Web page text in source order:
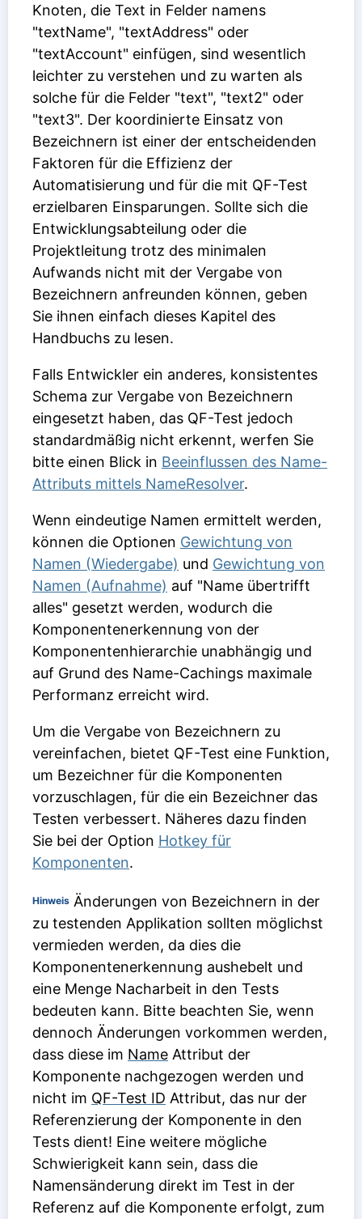
Knoten, die Text in Felder namens
"textName", "textAddress" oder
"textAccount" einfügen, sind wesentlich
leichter zu verstehen und zu warten als
solche für die Felder "text", "text2" oder
"text3". Der koordinierte Einsatz von
Bezeichnern ist einer der entscheidenden
Faktoren für die Effizienz der
Automatisierung und für die mit QF-Test
erzielbaren Einsparungen. Sollte sich die
Entwicklungsabteilung oder die
Projektleitung trotz des minimalen
Aufwands nicht mit der Vergabe von
Bezeichnern anfreunden können, geben
Sie ihnen einfach dieses Kapitel des
Handbuchs zu lesen.
Falls Entwickler ein anderes, konsistentes
Schema zur Vergabe von Bezeichnern
eingesetzt haben, das QF-Test jedoch
standardmäßig nicht erkennt, werfen Sie
bitte einen Blick in Beeinflussen des Name-
Attributs mittels NameResolver.
Wenn eindeutige Namen ermittelt werden,
können die Optionen Gewichtung von
Namen (Wiedergabe) und Gewichtung von
Namen (Aufnahme) auf "Name übertrifft
alles" gesetzt werden, wodurch die
Komponentenerkennung von der
Komponentenhierarchie unabhängig und
auf Grund des Name-Cachings maximale
Performanz erreicht wird.
Um die Vergabe von Bezeichnern zu
vereinfachen, bietet QF-Test eine Funktion,
um Bezeichner für die Komponenten
vorzuschlagen, für die ein Bezeichner das
Testen verbessert. Näheres dazu finden
Sie bei der Option Hotkey für
Komponenten.
Hinweis Änderungen von Bezeichnern in der
zu testenden Applikation sollten möglichst
vermieden werden, da dies die
Komponentenerkennung aushebelt und
eine Menge Nacharbeit in den Tests
bedeuten kann. Bitte beachten Sie, wenn
dennoch Änderungen vorkommen werden,
dass diese im Name Attribut der
Komponente nachgezogen werden und
nicht im QF-Test ID Attribut, das nur der
Referenzierung der Komponente in den
Tests dient! Eine weitere mögliche
Schwierigkeit kann sein, dass die
Namensänderung direkt im Test in der
Referenz auf die Komponente erfolgt, zum